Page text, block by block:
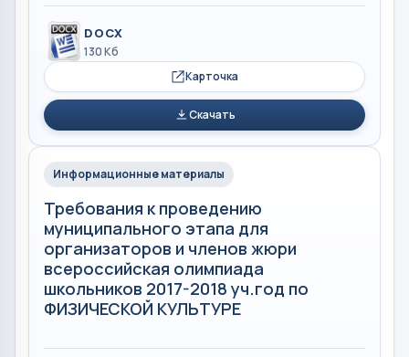
DOCX
130 Кб
Карточка
Скачать
Информационные материалы
Требования к проведению
муниципального этапа для
организаторов и членов жюри
всероссийская олимпиада
школьников 2017-2018 уч.год по
ФИЗИЧЕСКОЙ КУЛЬТУРЕ